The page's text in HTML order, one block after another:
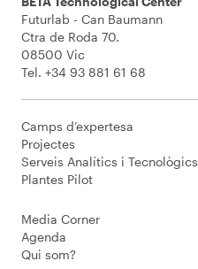
Futurlab - Can Baumann
Ctra de Roda 70.
08500 Vic
Tel. +34 93 881 61 68
Camps d’expertesa
Projectes
Serveis Analítics i Tecnològics
Plantes Pilot
Media Corner
Agenda
Qui som?